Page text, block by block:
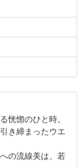
恍惚のひと時。
き締まったウエ
の流線美は、若